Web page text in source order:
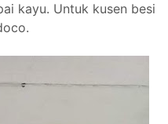
kayu. Untuk kusen besi